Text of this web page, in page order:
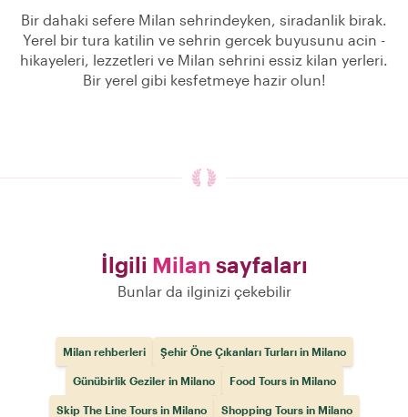
Bir dahaki sefere Milan sehrindeyken, siradanlik birak.
Yerel bir tura katilin ve sehrin gercek buyusunu acin -
hikayeleri, lezzetleri ve Milan sehrini essiz kilan yerleri.
Bir yerel gibi kesfetmeye hazir olun!
İlgili Milan sayfaları
Bunlar da ilginizi çekebilir
Milan rehberleri Şehir Öne Çıkanları Turları in Milano
Günübirlik Geziler in Milano Food Tours in Milano
Skip The Line Tours in Milano Shopping Tours in Milano